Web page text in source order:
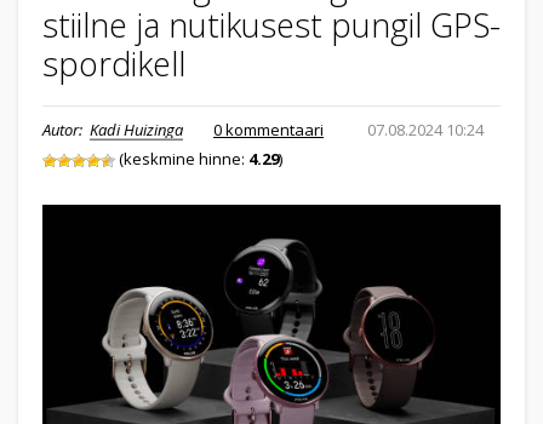
ARHIIV
TULE TÖÖLE
E-POOD
stiilne ja nutikusest pungil GPS-
spordikell
Autor: Kadi Huizinga 07.08.2024 10:24
0 kommentaari
(keskmine hinne: 4.29)